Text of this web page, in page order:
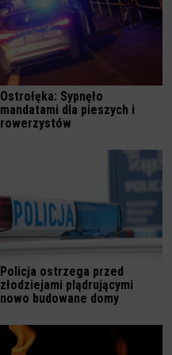
Ostrołęka: Sypnęło
mandatami dla pieszych i
rowerzystów
Policja ostrzega przed
złodziejami plądrującymi
nowo budowane domy